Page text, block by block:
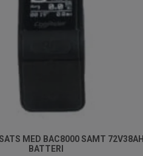
MED BAC8000 SAMT 72V38AH
BATTERI